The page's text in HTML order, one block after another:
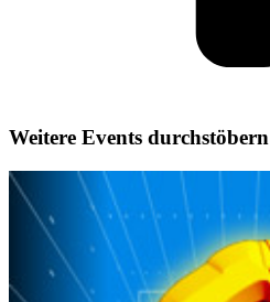
Weitere Events durchstöbern